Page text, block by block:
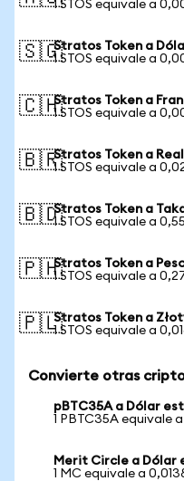
1 STOS equivale a
🇸🇬Stratos Token a
1 STOS equivale a
🇨🇭Stratos Token a
1 STOS equivale a
🇧🇷Stratos Token a
1 STOS equivale a
🇧🇩Stratos Token a
1 STOS equivale a
🇵🇭Stratos Token a
1 STOS equivale a
🇵🇱Stratos Token a
1 STOS equivale a
Convierte otras
pBTC35A a Dólar
1 PBTC35A equivale
Merit Circle a Dólar
1 MC equivale a